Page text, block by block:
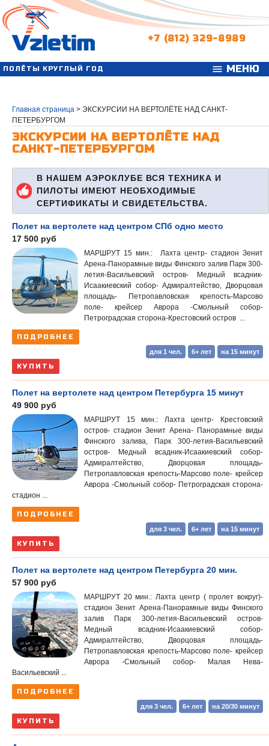
+7 (812) 329-8989
ПОЛЁТЫ КРУГЛЫЙ ГОД menu МЕНЮ
Главная страница > ЭКСКУРСИИ НА ВЕРТОЛЁТЕ НАД САНКТ-
ПЕТЕРБУРГОМ
ЭКСКУРСИИ НА ВЕРТОЛЁТЕ НАД
САНКТ-ПЕТЕРБУРГОМ
В НАШЕМ АЭРОКЛУБЕ ВСЯ ТЕХНИКА И
ПИЛОТЫ ИМЕЮТ НЕОБХОДИМЫЕ
СЕРТИФИКАТЫ И СВИДЕТЕЛЬСТВА.
Полет на вертолете над центром СПб одно место
17 500 руб
МАРШРУТ 15 мин.: Лахта центр- стадион Зенит
Арена-Панорамные виды Финского залив Парк 300-
летия-Васильевский остров- Медный всадник-
Исаакиевский собор- Адмиралтейство, Дворцовая
площадь- Петропавловская крепость-Марсово
поле- крейсер Аврора -Смольный собор-
Петроградская сторона-Крестовский остров ...
ПОДРОБНЕЕ
для 1 чел. 6+ лет на 15 минут
КУПИТЬ
Полет на вертолете над центром Петербурга 15 минут
49 900 руб
МАРШРУТ 15 мин.: Лахта центр- Крестовский
остров- стадион Зенит Арена- Панорамные виды
Финского залива, Парк 300-летия-Васильевский
остров- Медный всадник-Исаакиевский собор-
Адмиралтейство, Дворцовая площадь-
Петропавловская крепость-Марсово поле- крейсер
Аврора -Смольный собор- Петроградская сторона-
стадион ...
ПОДРОБНЕЕ
для 3 чел. 6+ лет на 15 минут
КУПИТЬ
Полет на вертолете над центром Петербурга 20 мин.
57 900 руб
МАРШРУТ 20 мин.: Лахта центр ( пролет вокруг)-
стадион Зенит Арена-Панорамные виды Финского
залив Парк 300-летия-Васильевский остров-
Медный всадник-Исаакиевский собор-
Адмиралтейство, Дворцовая площадь-
Петропавловская крепость-Марсово поле- крейсер
Аврора -Смольный собор- Малая Нева-
Васильевский ...
ПОДРОБНЕЕ
для 3 чел. 6+ лет на 20/30 минут
КУПИТЬ